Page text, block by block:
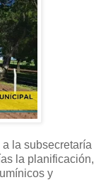
la subsecretaría
la planificación,
y